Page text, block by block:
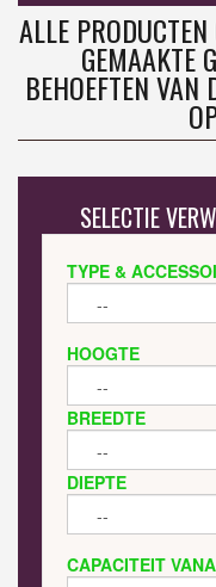
ALLE
GEMAAKTE
BEHOEFTEN VAN
SELECTIE
TYPE &
HOOGTE
BREEDTE
DIEPTE
CAPACITEIT